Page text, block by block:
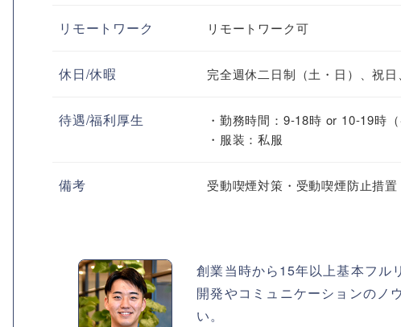
リモートワーク リモートワーク可
休日/休暇 完全週休二日制（土・日）、祝
待遇/福利厚生
・勤務時間：9-18時 or 10-19時（
・服装：私服
備考 受動喫煙対策・受動喫煙防止措置
創業当時から15年以上基本フル
開発やコミュニケーションのノ
い。